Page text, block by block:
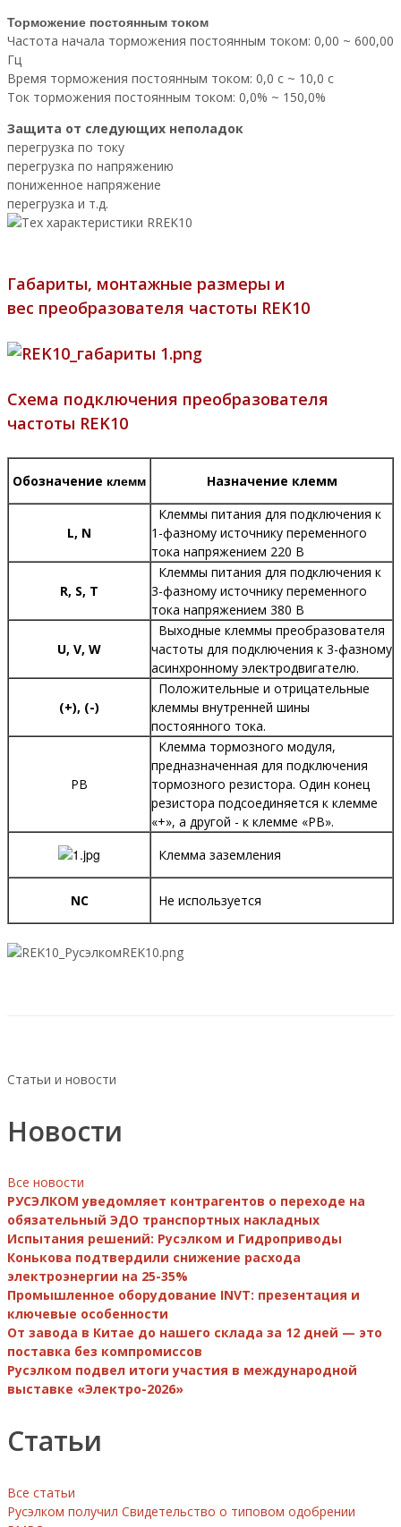
Торможение постоянным током
Частота начала торможения постоянным током: 0,00 ~ 600,00
Гц
Время торможения постоянным током: 0,0 с ~ 10,0 с
Ток торможения постоянным током: 0,0% ~ 150,0%
Защита от следующих неполадок
перегрузка по току
перегрузка по напряжению
пониженное напряжение
перегрузка и т.д.
Габариты, монтажные размеры и
вес преобразователя частоты REK10
Схема подключения преобразователя
частоты REK10
Обозначение клемм Назначение клемм
L, N
Клеммы питания для подключения к
1-фазному источнику переменного
тока напряжением 220 В
R, S, T
Клеммы питания для подключения к
3-фазному источнику переменного
тока напряжением 380 В
U, V, W
Выходные клеммы преобразователя
частоты для подключения к 3-фазному
асинхронному электродвигателю.
(+), (-)
Положительные и отрицательные
клеммы внутренней шины
постоянного тока.
PB
Клемма тормозного модуля,
предназначенная для подключения
тормозного резистора. Один конец
резистора подсоединяется к клемме
«+», а другой - к клемме «PB».
Клемма заземления
NC Не используется
Статьи и новости
Новости
Все новости
РУСЭЛКОМ уведомляет контрагентов о переходе на
обязательный ЭДО транспортных накладных
Испытания решений: Русэлком и Гидроприводы
Конькова подтвердили снижение расхода
электроэнергии на 25-35%
Промышленное оборудование INVT: презентация и
ключевые особенности
От завода в Китае до нашего склада за 12 дней — это
поставка без компромиссов
Русэлком подвел итоги участия в международной
выставке «Электро-2026»
Статьи
Все статьи
Русэлком получил Свидетельство о типовом одобрении